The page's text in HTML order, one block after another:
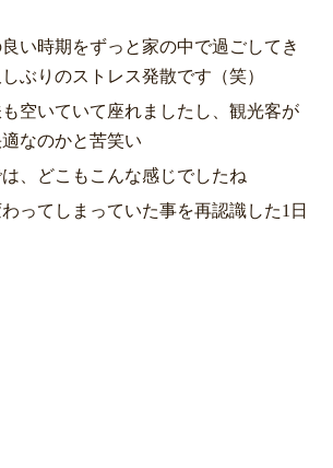
い時期をずっと家の中で過ごしてき
ぶりのストレス発散です（笑）
空いていて座れましたし、観光客が
なのかと苦笑い
、どこもこんな感じでしたね
ってしまっていた事を再認識した1日